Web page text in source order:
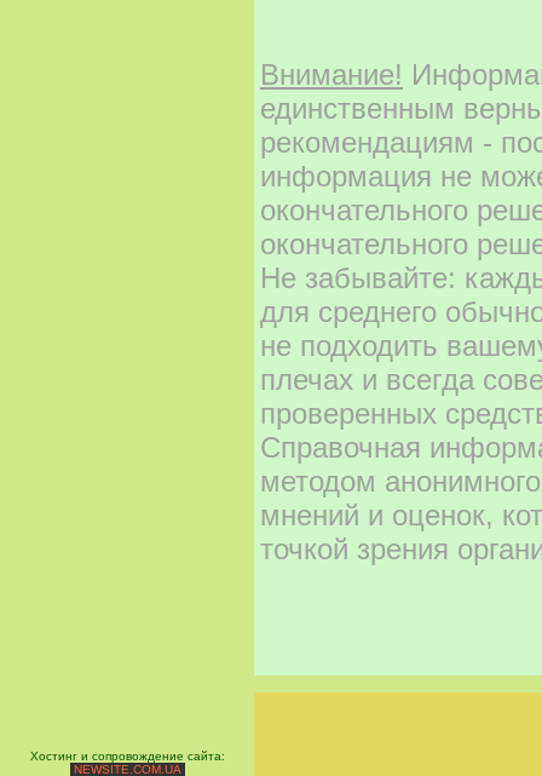
Внимание!
единственным
рекомендациям -
информация не
окончательного
окончательного
Не забывайте:
для среднего
не подходить
плечах и всегда
проверенных
Справочная
методом
мнений и оценок,
точкой зрения
Хостинг и сопровождение сайта:
NEWSITE.COM.UA